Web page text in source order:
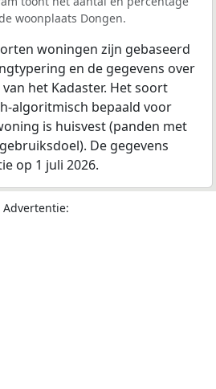
woonplaats Dongen.
woningen zijn gebaseerd
en de gegevens over
het Kadaster. Het soort
algoritmisch bepaald voor
is huisvest (panden met
De gegevens
op 1 juli 2026.
Advertentie: